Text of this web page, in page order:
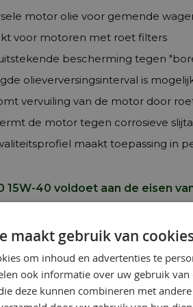
motor olie voor gemende
voor motoren met roet filters
bescherming tegen
olieverversingsinterval is
vervuiling van de motor door
de motor tegen corrosieve
maakt toepassing in
15W-40 voldoet aan de eisen
4/CF
maakt gebruik van
om inhoud en advertenties te
ook informatie over uw gebruik
deze kunnen combineren met